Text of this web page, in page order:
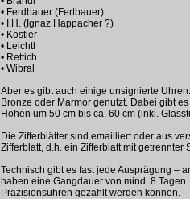
• Ferdbauer (Fertbauer)
• I.H. (Ignaz Happacher ?)
• Köstler
• Leichtl
• Rettich
• Wibral
Aber es gibt auch einige unsignierte
Bronze oder Marmor genutzt. Dabei gibt
Höhen um 50 cm bis ca. 60 cm (inkl.
Die Zifferblätter sind emailliert oder aus
Zifferblatt, d.h. ein Zifferblatt mit
Technisch gibt es fast jede Ausprägung –
haben eine Gangdauer von mind. 8
Präzisionsuhren gezählt werden können.